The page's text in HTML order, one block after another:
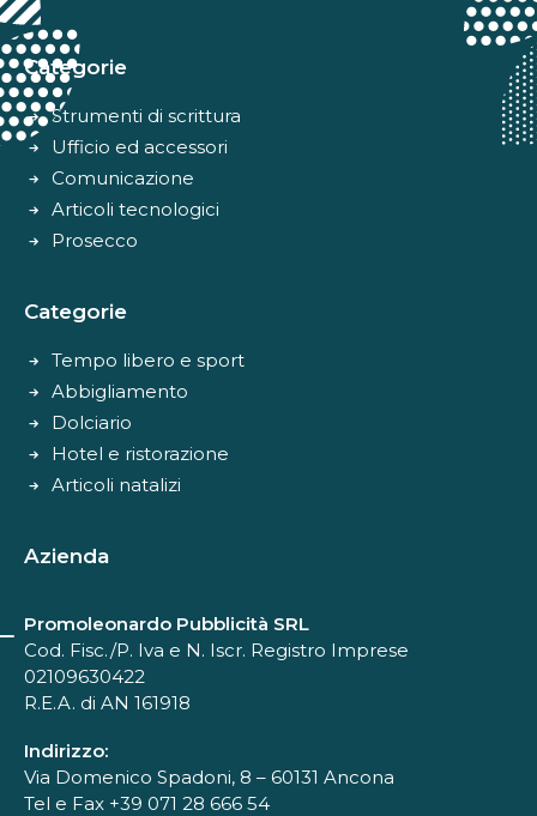
Categorie
Strumenti di scrittura
Ufficio ed accessori
Comunicazione
Articoli tecnologici
Prosecco
Categorie
Tempo libero e sport
Abbigliamento
Dolciario
Hotel e ristorazione
Articoli natalizi
Azienda
Promoleonardo Pubblicità SRL
Cod. Fisc./P. Iva e N. Iscr. Registro Imprese
02109630422
R.E.A. di AN 161918
Indirizzo:
Via Domenico Spadoni, 8 – 60131 Ancona
Tel e Fax +39 071 28 666 54